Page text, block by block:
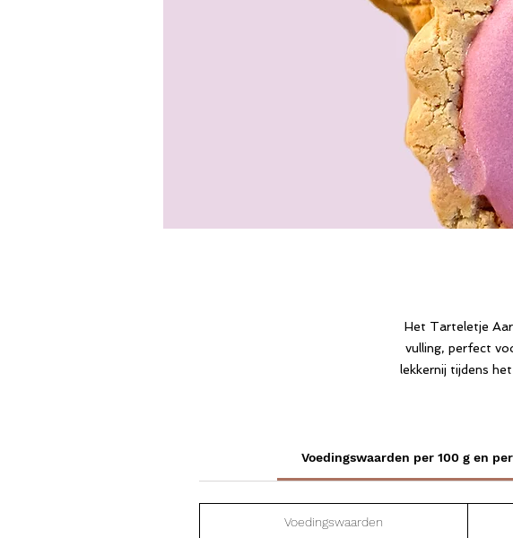
Het Tarteletje
vulling, perfect
lekkernij tijdens
zodat je ook
tussendoortje. De
de Tarteletje
Voedingswaarden per 100 g en
Voedingswaarden